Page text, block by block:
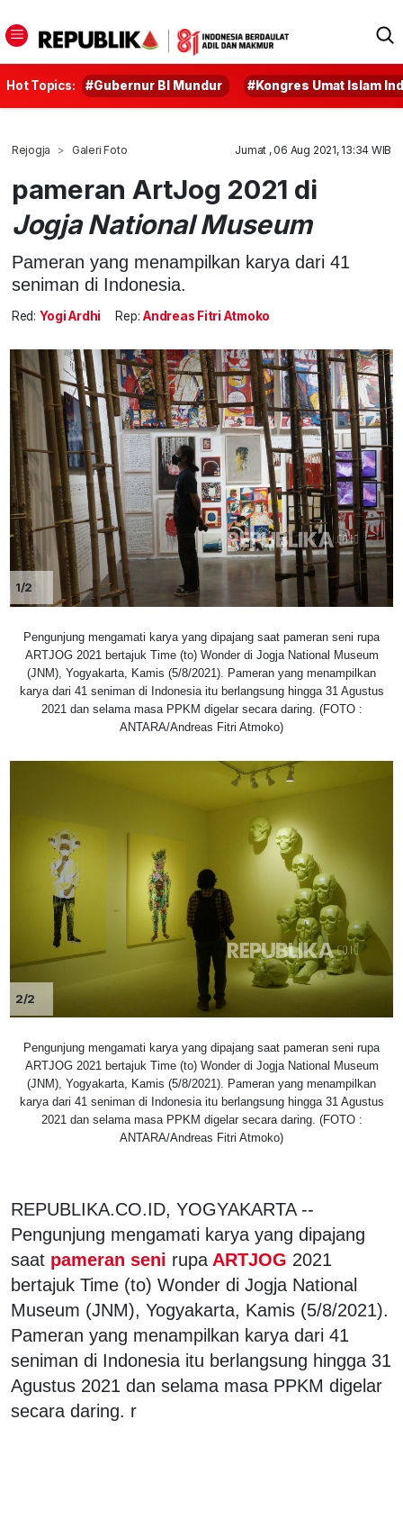
Hot Topics: #Gubernur BI Mundur #Kongres Umat Islam
Rejogja Galeri Foto Jumat , 06 Aug 2021, 13:34 WIB
pameran ArtJog 2021 di
Jogja National Museum
Pameran yang menampilkan karya dari 41
seniman di Indonesia.
Red: Yogi Ardhi Rep: Andreas Fitri Atmoko
1/2
Pengunjung mengamati karya yang dipajang saat pameran seni rupa
ARTJOG 2021 bertajuk Time (to) Wonder di Jogja National Museum
(JNM), Yogyakarta, Kamis (5/8/2021). Pameran yang menampilkan
karya dari 41 seniman di Indonesia itu berlangsung hingga 31 Agustus
2021 dan selama masa PPKM digelar secara daring. (FOTO :
ANTARA/Andreas Fitri Atmoko)
2/2
Pengunjung mengamati karya yang dipajang saat pameran seni rupa
ARTJOG 2021 bertajuk Time (to) Wonder di Jogja National Museum
(JNM), Yogyakarta, Kamis (5/8/2021). Pameran yang menampilkan
karya dari 41 seniman di Indonesia itu berlangsung hingga 31 Agustus
2021 dan selama masa PPKM digelar secara daring. (FOTO :
ANTARA/Andreas Fitri Atmoko)
REPUBLIKA.CO.ID, YOGYAKARTA --
Pengunjung mengamati karya yang dipajang
saat pameran seni rupaARTJOG 2021
bertajuk Time (to) Wonder di Jogja National
Museum (JNM), Yogyakarta, Kamis (5/8/2021).
Pameran yang menampilkan karya dari 41
seniman di Indonesia itu berlangsung hingga 31
Agustus 2021 dan selama masa PPKM digelar
secara daring. r